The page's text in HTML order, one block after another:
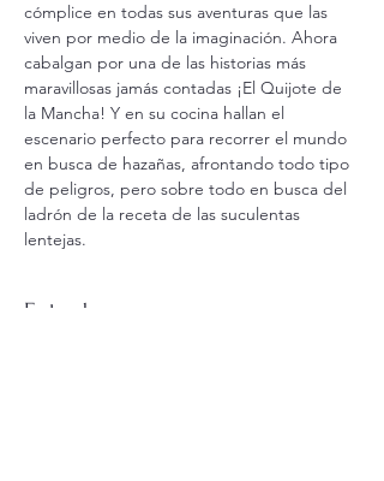
cómplice en todas sus aventuras que las
viven por medio de la imaginación. Ahora
cabalgan por una de las historias más
maravillosas jamás contadas ¡El Quijote de
la Mancha! Y en su cocina hallan el
escenario perfecto para recorrer el mundo
en busca de hazañas, afrontando todo tipo
de peligros, pero sobre todo en busca del
ladrón de la receta de las suculentas
lentejas.
Entradas